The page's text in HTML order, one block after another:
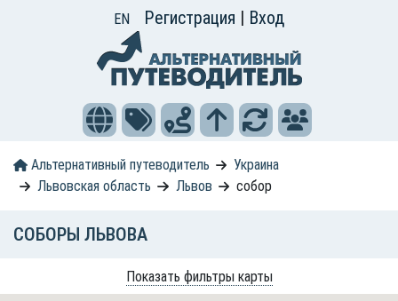
EN Регистрация | Вход
Альтернативный путеводитель
Украина
Львовская область
Львов собор
СОБОРЫ ЛЬВОВА
Показать фильтры карты